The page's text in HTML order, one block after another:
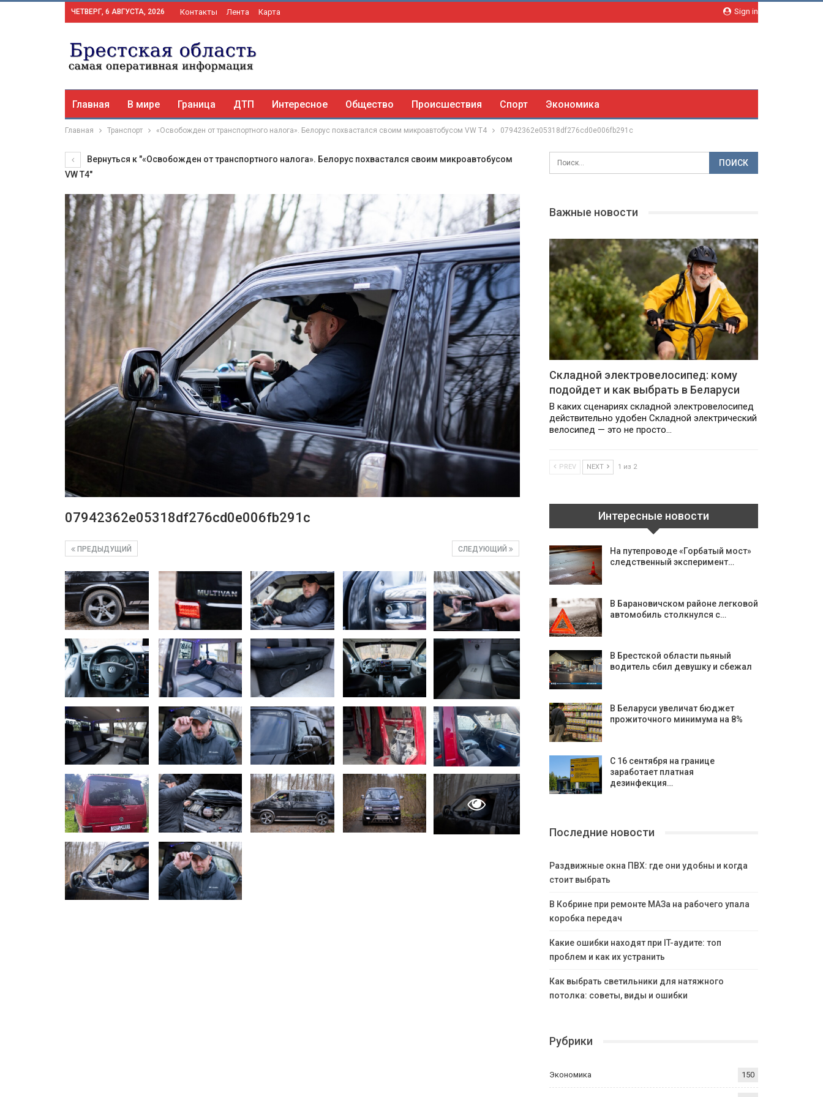
Sign in
ЧЕТВЕРГ, 6 АВГУСТА, 2026 Контакты Лента Карта
Главная В мире Граница ДТП Интересное Общество Происшествия Спорт Экономика
Главная Транспорт «Освобожден от транспортного налога». Белорус похвастался своим микроавтобусом VW T4 07942362e05318df276cd0e006fb291c
Вернуться к "«Освобожден от транспортного налога». Белорус похвастался своим микроавтобусом
VW T4"
07942362e05318df276cd0e006fb291c
СЛЕДУЮЩИЙ
ПРЕДЫДУЩИЙ
Важные новости
Складной электровелосипед: кому
подойдет и как выбрать в Беларуси
В каких сценариях складной электровелосипед
действительно удобен Складной электрический
велосипед — это не просто…
PREV NEXT 1 из 2
Интересные новости
На путепроводе «Горбатый мост»
следственный эксперимент…
В Барановичском районе легковой
автомобиль столкнулся с…
В Брестской области пьяный
водитель сбил девушку и сбежал
В Беларуси увеличат бюджет
прожиточного минимума на 8%
С 16 сентября на границе
заработает платная
дезинфекция…
Последние новости
Раздвижные окна ПВХ: где они удобны и когда
стоит выбрать
В Кобрине при ремонте МАЗа на рабочего упала
коробка передач
Какие ошибки находят при IT-аудите: топ
проблем и как их устранить
Как выбрать светильники для натяжного
потолка: советы, виды и ошибки
Рубрики
Экономика 150